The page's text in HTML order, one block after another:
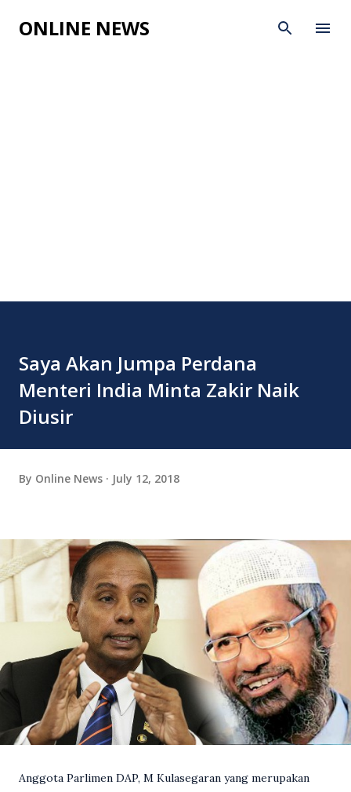
Skip to main content
ONLINE NEWS
Saya Akan Jumpa Perdana
Menteri India Minta Zakir Naik
Diusir
By Online News July 12, 2018
Anggota Parlimen DAP, M Kulasegaran yang merupakan